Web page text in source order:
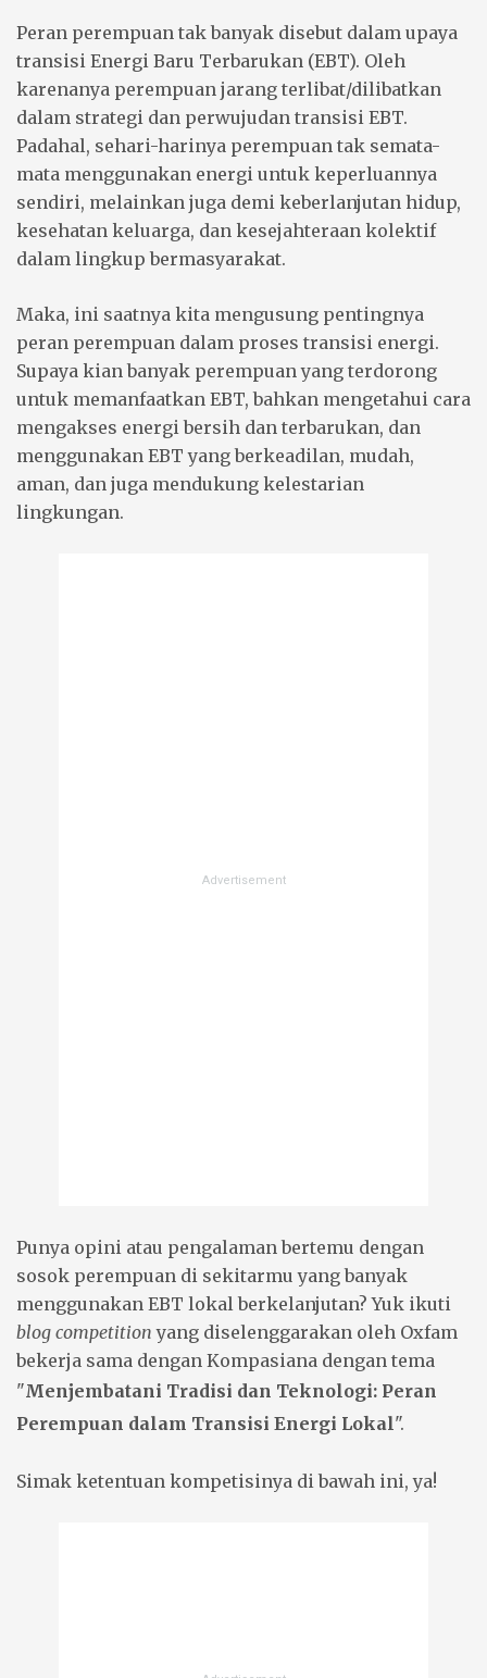
Peran perempuan tak banyak disebut dalam upaya
transisi Energi Baru Terbarukan (EBT). Oleh
karenanya perempuan jarang terlibat/dilibatkan
dalam strategi dan perwujudan transisi EBT.
Padahal, sehari-harinya perempuan tak semata-
mata menggunakan energi untuk keperluannya
sendiri, melainkan juga demi keberlanjutan hidup,
kesehatan keluarga, dan kesejahteraan kolektif
dalam lingkup bermasyarakat.
Maka, ini saatnya kita mengusung pentingnya
peran perempuan dalam proses transisi energi.
Supaya kian banyak perempuan yang terdorong
untuk memanfaatkan EBT, bahkan mengetahui cara
mengakses energi bersih dan terbarukan, dan
menggunakan EBT yang berkeadilan, mudah,
aman, dan juga mendukung kelestarian
lingkungan.
Punya opini atau pengalaman bertemu dengan
sosok perempuan di sekitarmu yang banyak
menggunakan EBT lokal berkelanjutan? Yuk ikuti
blog competition yang diselenggarakan oleh Oxfam
bekerja sama dengan Kompasiana dengan tema
"Menjembatani Tradisi dan Teknologi: Peran
Perempuan dalam Transisi Energi Lokal".
Simak ketentuan kompetisinya di bawah ini, ya!